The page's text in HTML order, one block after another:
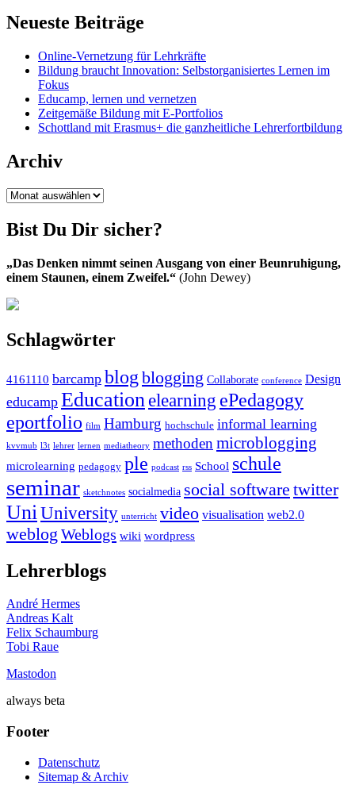
Neueste Beiträge
Online-Vernetzung für Lehrkräfte
Bildung braucht Innovation: Selbstorganisiertes Lernen im
Fokus
Educamp, lernen und vernetzen
Zeitgemäße Bildung mit E-Portfolios
Schottland mit Erasmus+ die ganzheitliche Lehrerfortbildung
Archiv
Archiv
Bist Du Dir sicher?
„Das Denken nimmt seinen Ausgang von einer Beunruhigung,
einem Staunen, einem Zweifel.“ (John Dewey)
Schlagwörter
4161110 barcamp blog blogging Collaborate conference Design
educamp Education elearning ePedagogy
eportfolio film Hamburg hochschule informal learning
kvvmub l3t lehrer lernen mediatheory methoden microblogging
microlearning pedagogy ple podcast rss School schule
seminar sketchnotes socialmedia social software twitter
Uni University unterricht video visualisation web2.0
weblog Weblogs wiki wordpress
Lehrerblogs
André Hermes
Andreas Kalt
Felix Schaumburg
Tobi Raue
Mastodon
always beta
Footer
Datenschutz
Sitemap & Archiv